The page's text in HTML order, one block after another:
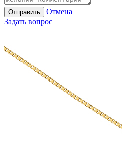
Отправить
Отмена
Задать вопрос